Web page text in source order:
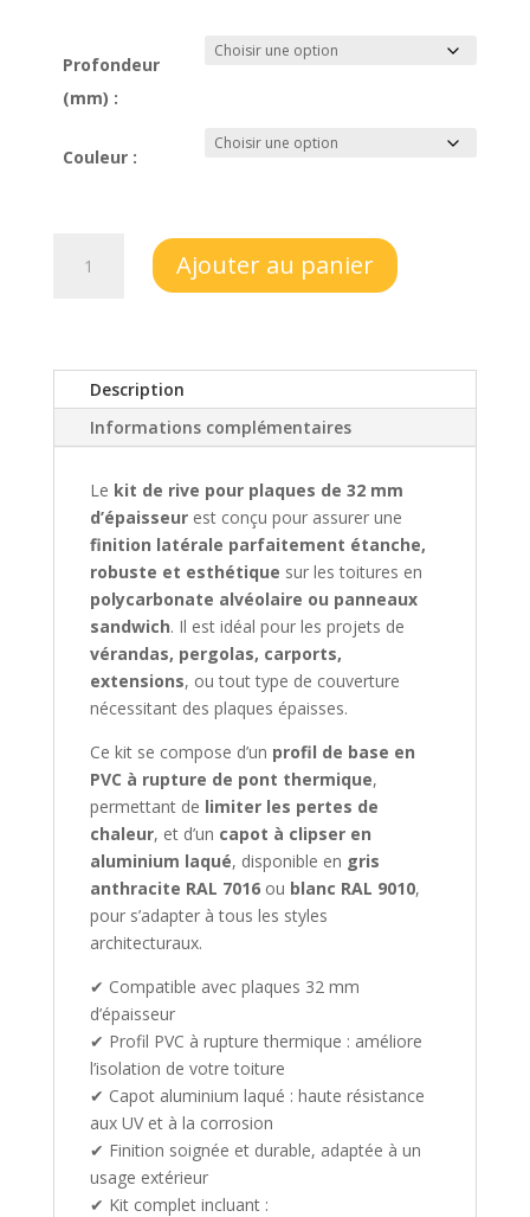
Profondeur
(mm) :
Couleur :
clipser
pour
plaques
32mm
d’épaisseur
Ajouter au panier
Description
Informations complémentaires
Le kit de rive pour plaques de 32 mm
d’épaisseurest conçu pour assurer une
finition latérale parfaitement étanche,
robuste et esthétique sur les toitures en
polycarbonate alvéolaire ou panneaux
sandwich. Il est idéal pour les projets de
vérandas, pergolas, carports,
extensions, ou tout type de couverture
nécessitant des plaques épaisses.
Ce kit se compose d’un profil de base en
PVC à rupture de pont thermique,
permettant de limiter les pertes de
chaleur, et d’un capot à clipser en
aluminium laqué, disponible en gris
anthracite RAL 7016ou blanc RAL 9010,
pour s’adapter à tous les styles
architecturaux.
✔ Compatible avec plaques 32 mm
d’épaisseur
✔ Profil PVC à rupture thermique : améliore
l’isolation de votre toiture
✔ Capot aluminium laqué : haute résistance
aux UV et à la corrosion
✔ Finition soignée et durable, adaptée à un
usage extérieur
✔ Kit complet incluant :